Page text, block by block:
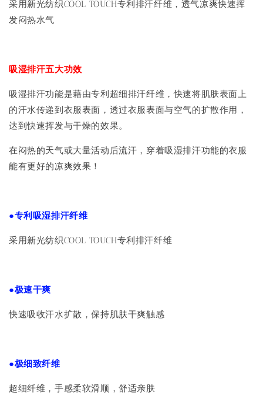
采用新光纺织COOL TOUCH专利排汗纤维，透气凉爽快速挥
发闷热水气
吸湿排汗五大功效
吸湿排汗功能是藉由专利超细排汗纤维，快速将肌肤表面上
的汗水传递到衣服表面，透过衣服表面与空气的扩散作用，
达到快速挥发与干燥的效果。
在闷热的天气或大量活动后流汗，穿着吸湿排汗功能的衣服
能有更好的凉爽效果！
●专利吸湿排汗纤维
采用新光纺织COOL TOUCH专利排汗纤维
●极速干爽
快速吸收汗水扩散，保持肌肤干爽触感
●极细致纤维
超细纤维，手感柔软滑顺，舒适亲肤